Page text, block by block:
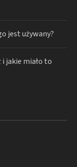
jest używany?
jakie miało to